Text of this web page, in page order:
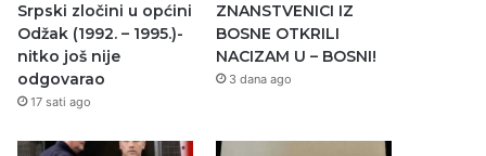
Srpski zločini u općini
Odžak (1992. – 1995.)-
nitko još nije
odgovarao
17 sati ago
ZNANSTVENICI IZ
BOSNE OTKRILI
NACIZAM U – BOSNI!
3 dana ago